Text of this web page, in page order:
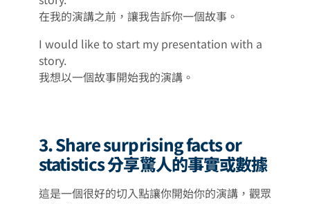
在我的演講之前，讓我告訴你一個故事。
I would like to start my presentation with a
story.
我想以一個故事開始我的演講。
3. Share surprising facts or
statistics 分享驚人的事實或數據
這是一個很好的切入點讓你開始你的演講，觀眾